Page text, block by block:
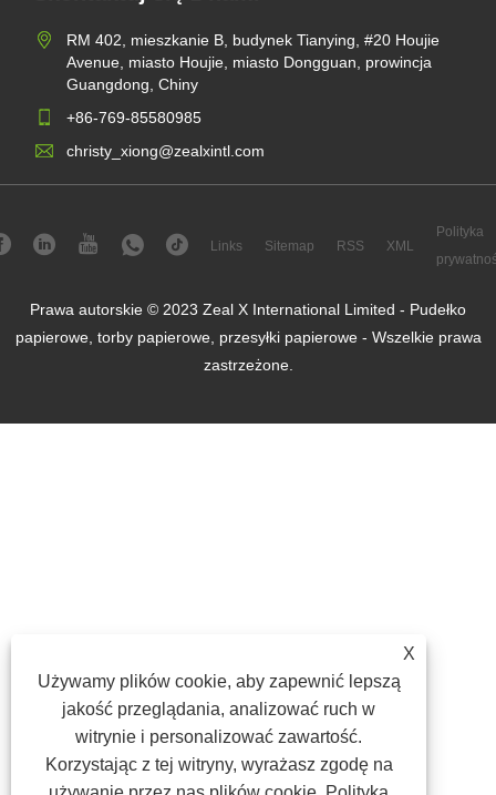
X
Używamy plików cookie, aby zapewnić lepszą
jakość przeglądania, analizować ruch w
witrynie i personalizować zawartość.
Korzystając z tej witryny, wyrażasz zgodę na
RM 402, mieszkanie B, budynek Tianying, #20 Houjie
Avenue, miasto Houjie, miasto Dongguan, prowincja
Guangdong, Chiny
+86-769-85580985
christy_xiong@zealxintl.com
Links Sitemap RSS XML
Polityka
Prawa autorskie © 2023 Zeal X International Limited - Pudełko
papierowe, torby papierowe, przesyłki papierowe - Wszelkie prawa
zastrzeżone.